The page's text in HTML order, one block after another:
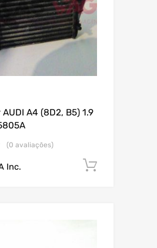
A4 (8D2, B5) 1.9
(0 avaliações)
Inc.